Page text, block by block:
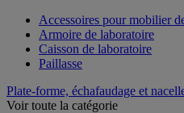
Accessoires pour mobilier
Armoire de laboratoire
Caisson de laboratoire
Paillasse
Plate-forme, échafaudage et
Voir toute la catégorie